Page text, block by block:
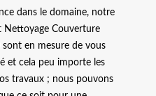
dans le domaine, notre
Nettoyage Couverture
en mesure de vous
et cela peu importe les
travaux ; nous pouvons